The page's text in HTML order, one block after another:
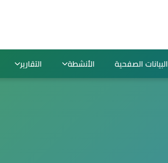
البيانات الصفحية الأنشطة التقارير